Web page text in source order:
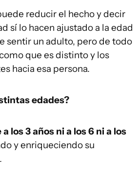
reducir el hecho y decir
sí lo hacen ajustado a la edad
sentir un adulto, pero de todo
que es distinto y los
hacia esa persona.
edades?
los 3 años ni a los 6 ni a los
y enriqueciendo su